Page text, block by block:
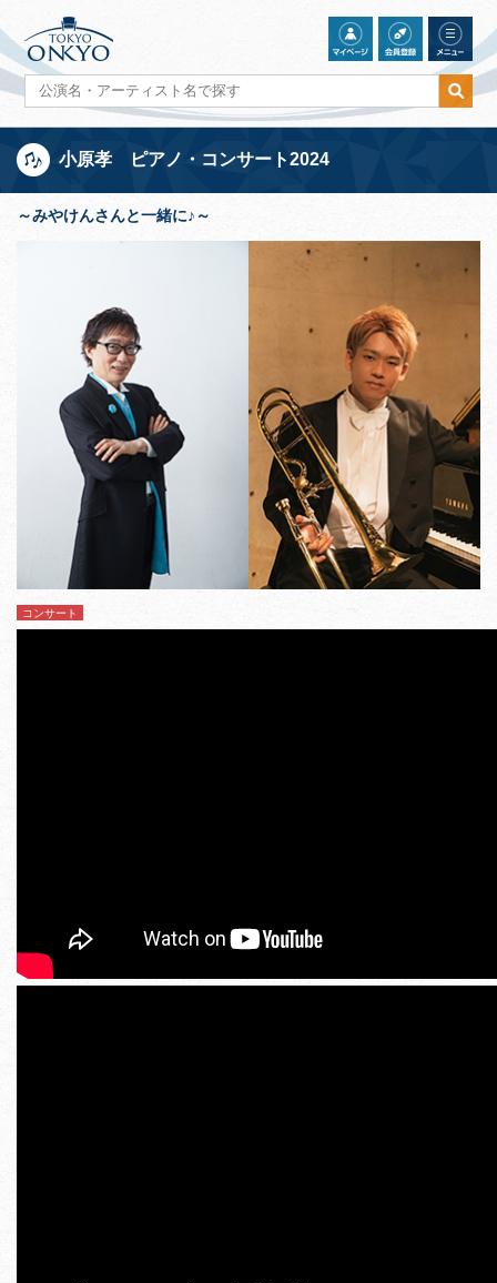
小原孝 ピアノ・コンサート2024
～みやけんさんと一緒に♪～
コンサート